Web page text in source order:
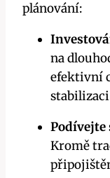
plánování:
na
efektivní
Kromě